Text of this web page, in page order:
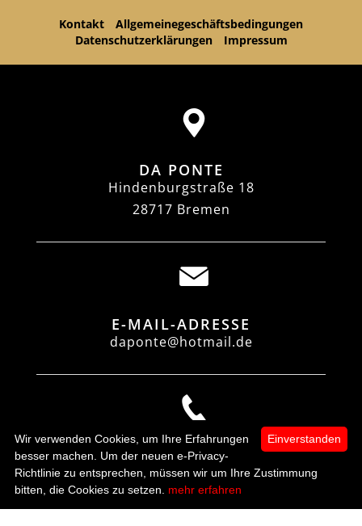
Einverstanden
Wir verwenden Cookies, um Ihre Erfahrungen
besser machen. Um der neuen e-Privacy-
Richtlinie zu entsprechen, müssen wir um Ihre Zustimmung
bitten, die Cookies zu setzen. mehr erfahren
Kontakt
Allgemeinegeschäftsbedingungen
Datenschutzerklärungen
Impressum
DA PONTE
Hindenburgstraße 18
28717 Bremen
E-MAIL-ADRESSE
daponte@hotmail.de
TELEFON
0421-6366090
Startseite Kategorien Mein Konto